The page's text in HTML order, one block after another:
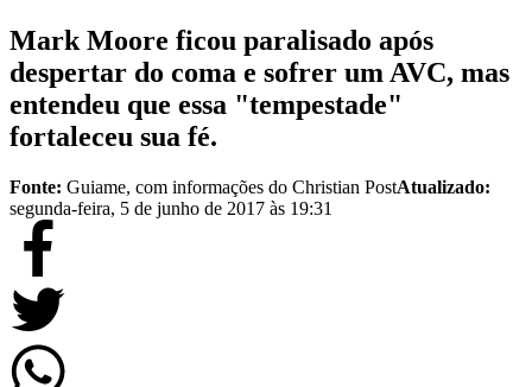
Mark Moore ficou paralisado após
despertar do coma e sofrer um AVC, mas
entendeu que essa "tempestade"
fortaleceu sua fé.
Fonte: Guiame, com informações do Christian PostAtualizado:
segunda-feira, 5 de junho de 2017 às 19:31